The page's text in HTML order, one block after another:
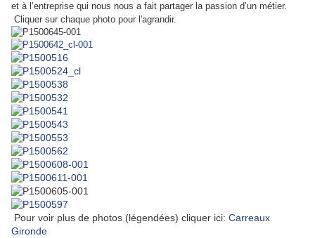
et à l’entreprise qui nous nous a fait partager la passion d’un métier.
Cliquer sur chaque photo pour l'agrandir.
Pour voir plus de photos (légendées) cliquer ici: Carreaux
Gironde